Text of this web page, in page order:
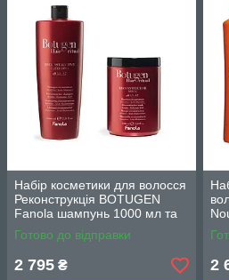
Набір косметики для волосся
Реконструкція BOTUGEN
Fanola шампунь 1000 мл та
маска 1000 мл
Готово до відправки
2 795 ₴ 2